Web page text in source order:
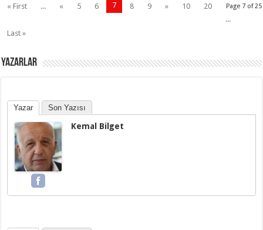
Page 7 of 25
« First ... « 5 6 7 8 9 » 10
20
...
Last »
YAZARLAR
Yazar Son Yazısı
Kemal Bilget